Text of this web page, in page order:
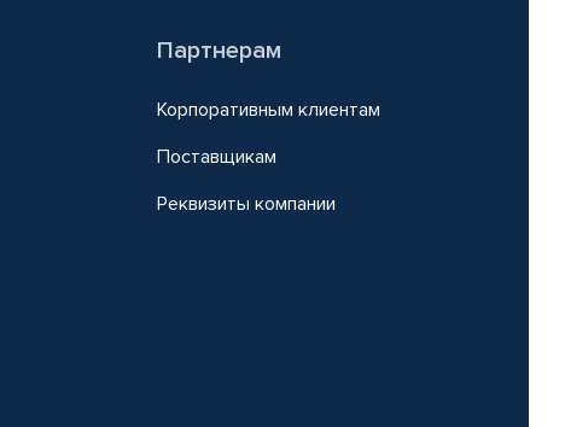
Партнерам
Корпоративным клиентам
Поставщикам
Реквизиты компании